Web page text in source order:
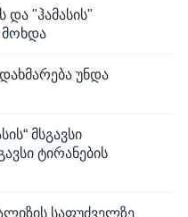
და "ჰამასის"
მოხდა
უნდა
მსგავსი
ტირანების
საფუძველზე